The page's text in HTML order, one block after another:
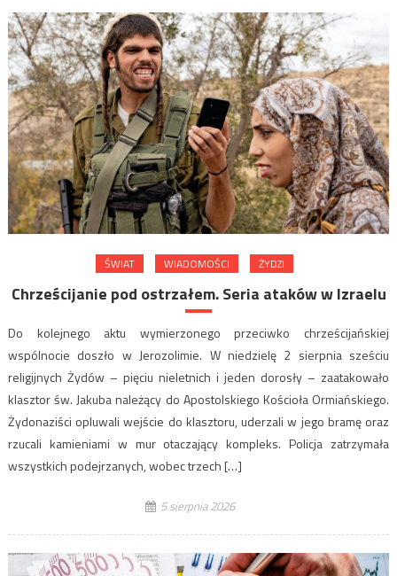
ŚWIAT WIADOMOŚCI ŻYDZI
Chrześcijanie pod ostrzałem. Seria ataków w Izraelu
Do kolejnego aktu wymierzonego przeciwko chrześcijańskiej
wspólnocie doszło w Jerozolimie. W niedzielę 2 sierpnia sześciu
religijnych Żydów – pięciu nieletnich i jeden dorosły – zaatakowało
klasztor św. Jakuba należący do Apostolskiego Kościoła Ormiańskiego.
Żydonaziści opluwali wejście do klasztoru, uderzali w jego bramę oraz
rzucali kamieniami w mur otaczający kompleks. Policja zatrzymała
wszystkich podejrzanych, wobec trzech […]
5 sierpnia 2026